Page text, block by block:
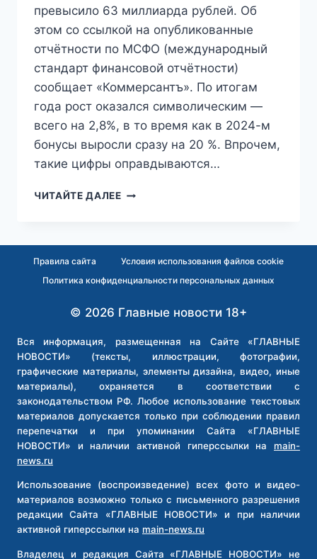
превысило 63 миллиарда рублей. Об
этом со ссылкой на опубликованные
отчётности по МСФО (международный
стандарт финансовой отчётности)
сообщает «Коммерсантъ». По итогам
года рост оказался символическим —
всего на 2,8%, в то время как в 2024-м
бонусы выросли сразу на 20 %. Впрочем,
такие цифры оправдываются…
ЧИТАЙТЕ ДАЛЕЕЗАРПЛАТЫ
РОССИЙСКИХ
БАНКОВ
ГОДОВЫЕ
РЕГИОНОВ
РФ
Правила сайта
Условия использования файлов cookie
Политика конфиденциальности персональных данных
© 2026 Главные новости 18+
Вся информация, размещенная на Сайте «ГЛАВНЫЕ
НОВОСТИ» (тексты, иллюстрации, фотографии,
графические материалы, элементы дизайна, видео, иные
материалы), охраняется в соответствии с
законодательством РФ. Любое использование текстовых
материалов допускается только при соблюдении правил
перепечатки и при упоминании Сайта «ГЛАВНЫЕ
НОВОСТИ» и наличии активной гиперссылки на main-
news.ru
Использование (воспроизведение) всех фото и видео-
материалов возможно только с письменного разрешения
редакции Сайта «ГЛАВНЫЕ НОВОСТИ» и при наличии
активной гиперссылки на main-news.ru
Владелец и редакция Сайта «ГЛАВНЫЕ НОВОСТИ» не